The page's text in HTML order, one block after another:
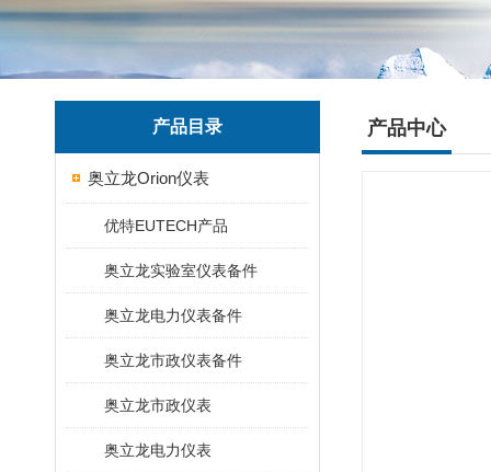
产品目录
奥立龙Orion仪表
优特EUTECH产品
奥立龙实验室仪表备件
奥立龙电力仪表备件
奥立龙市政仪表备件
奥立龙市政仪表
奥立龙电力仪表
产品中心